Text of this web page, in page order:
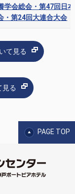
学会総会・第47回日
・第24回大連合大会
て見る
見る
PAGE TOP